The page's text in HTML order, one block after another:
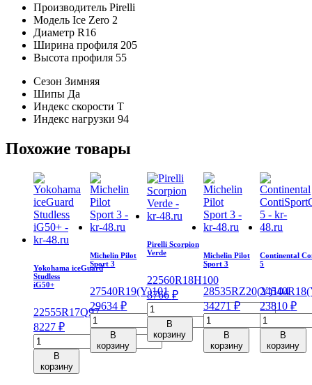
Производитель Pirelli
Модель Ice Zero 2
Диаметр R16
Ширина профиля 205
Высота профиля 55
Сезон Зимняя
Шипы Да
Индекс скорости T
Индекс нагрузки 94
Похожие товары
Yokohama iceGuard
Studless
iG50+
22555R17Q97
8227 ₽
Количество
товара
Yokohama
iceGuard
В
корзину
Michelin Pilot
Sport 3
27540R19(Y)101
29634₽
Количество
товара
Michelin
Pilot
В
корзину
Pirelli Scorpion
Verde
22560R18H100
8766 ₽
Количество
товара
Pirelli
Scorpion
В
корзину
Michelin Pilot
Sport 3
28535RZ20(Y)104
34271₽
Количество
товара
Michelin
Pilot
В
корзину
Continental
5
24540R18
23810₽
товара
Continental
В
корзину